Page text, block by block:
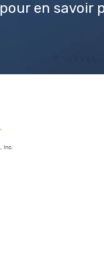
pour en savoir